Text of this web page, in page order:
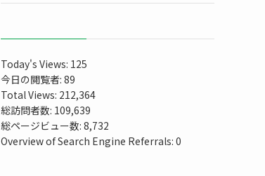
Today's Views: 125
今日の閲覧者: 89
Total Views: 212,364
総訪問者数: 109,639
総ページビュー数: 8,732
Overview of Search Engine Referrals: 0